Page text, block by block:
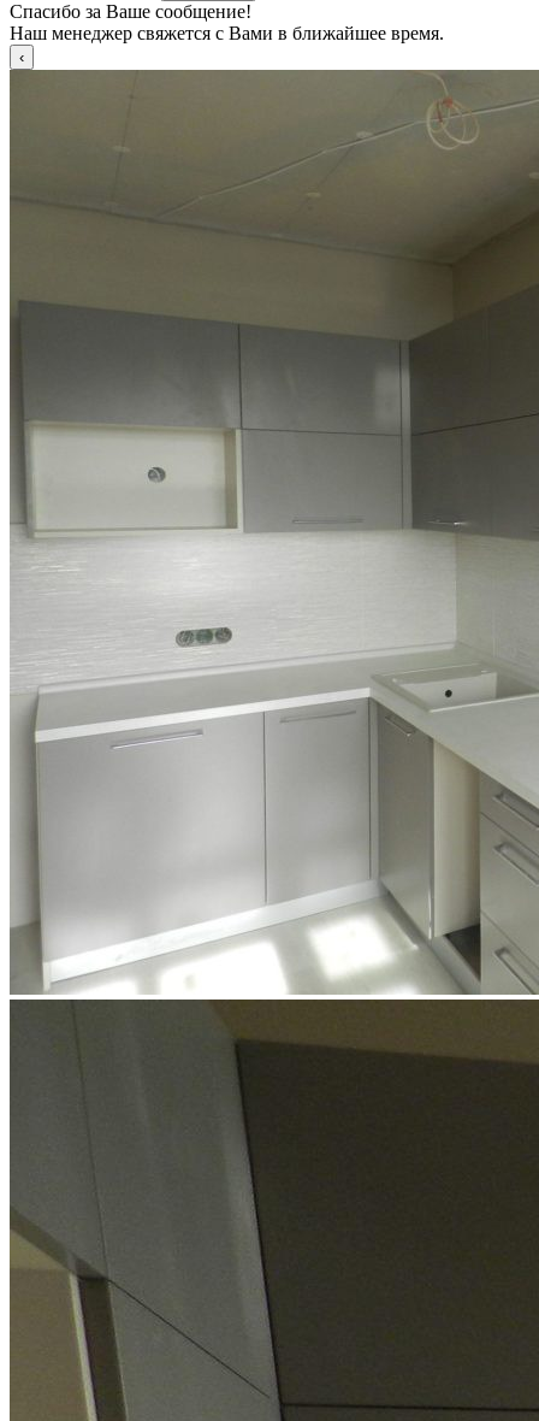
Спасибо за Ваше сообщение!
Наш менеджер свяжется с Вами в ближайшее время.